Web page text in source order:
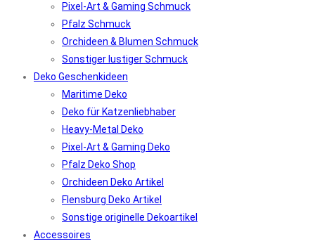
Pixel-Art & Gaming Schmuck
Pfalz Schmuck
Orchideen & Blumen Schmuck
Sonstiger lustiger Schmuck
Deko Geschenkideen
Maritime Deko
Deko für Katzenliebhaber
Heavy-Metal Deko
Pixel-Art & Gaming Deko
Pfalz Deko Shop
Orchideen Deko Artikel
Flensburg Deko Artikel
Sonstige originelle Dekoartikel
Accessoires